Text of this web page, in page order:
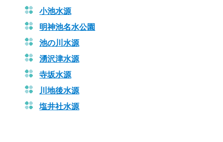
小池水源
明神池名水公園
池の川水源
湧沢津水源
寺坂水源
川地後水源
塩井社水源